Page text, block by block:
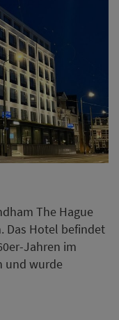
The Hague
Das Hotel befindet
Jahren im
und wurde